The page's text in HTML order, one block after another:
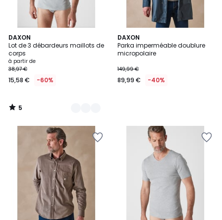
DAXON
Lot de 3 débardeurs maillots de
corps
Prix
à
partir
15,58
€
réduction
appliquée.
à partir de
38,97 €
15,58 € -60%
5
/
5
3
Couleurs
5
/
DAXON
Parka imperméable doublure
micropolaire
149,99 €
89,99 € -40%